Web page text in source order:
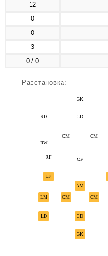
12
0
0
3
0 / 0
Расстановка:
GK
RD CD
CM
RW
CM
RF CF
GK
LD
AM
CD
CM
LM CM
LF